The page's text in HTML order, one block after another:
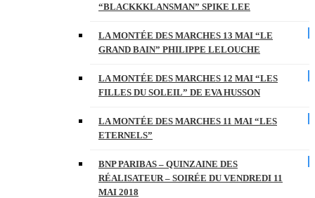
“BLACKKKLANSMAN” SPIKE LEE
LA MONTÉE DES MARCHES 13 MAI “LE
GRAND BAIN” PHILIPPE LELOUCHE
LA MONTÉE DES MARCHES 12 MAI “LES
FILLES DU SOLEIL” DE EVA HUSSON
LA MONTÉE DES MARCHES 11 MAI “LES
ETERNELS”
BNP PARIBAS – QUINZAINE DES
RÉALISATEUR – SOIRÉE DU VENDREDI 11
MAI 2018